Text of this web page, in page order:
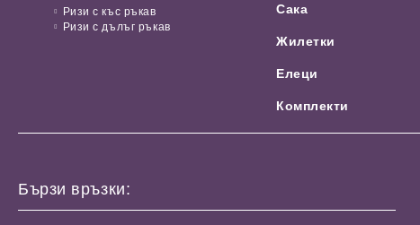
Ризи с къс ръкав
Ризи с дълъг ръкав
Сака
Жилетки
Елеци
Комплекти
Бързи връзки: